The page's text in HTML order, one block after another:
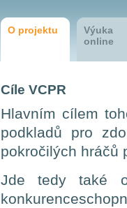
Cíle VCPR
Hlavním cílem
podkladů pro
pokročilých hráčů
Jde tedy také
O projektu
Výuka
online